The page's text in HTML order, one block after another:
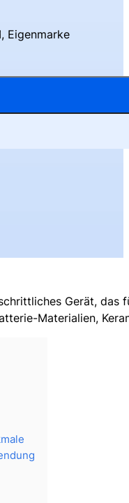
Eigenmarke
Gerät, das
Materialien,